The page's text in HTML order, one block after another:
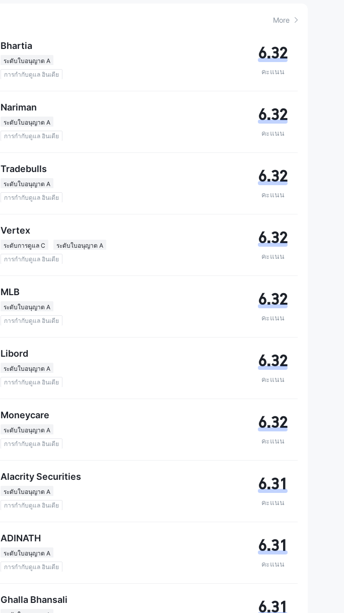
More
Bhartia
ระดับใบอนุญาต A
การกำกับดูแล อินเดีย
6.32
คะแนน
Nariman
ระดับใบอนุญาต A
การกำกับดูแล อินเดีย
6.32
คะแนน
Tradebulls
ระดับใบอนุญาต A
การกำกับดูแล อินเดีย
6.32
คะแนน
Vertex
ระดับการดูแล C
ระดับใบอนุญาต A
การกำกับดูแล อินเดีย
6.32
คะแนน
MLB
ระดับใบอนุญาต A
การกำกับดูแล อินเดีย
6.32
คะแนน
Libord
ระดับใบอนุญาต A
การกำกับดูแล อินเดีย
6.32
คะแนน
Moneycare
ระดับใบอนุญาต A
การกำกับดูแล อินเดีย
6.32
คะแนน
Alacrity Securities
ระดับใบอนุญาต A
การกำกับดูแล อินเดีย
6.31
คะแนน
ADINATH
ระดับใบอนุญาต A
การกำกับดูแล อินเดีย
6.31
คะแนน
Ghalla Bhansali 6.31